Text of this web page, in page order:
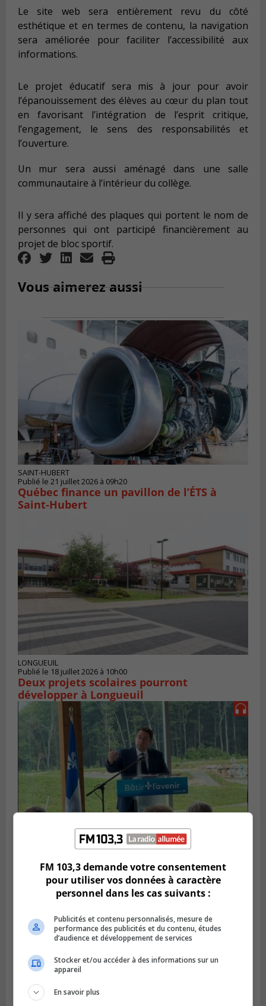
Le site web sera entièrement revu du côté
esthétique et en termes de contenu, la navigation
sera améliorée pour faciliter l’accessibilité aux
informations.
Le projet éducatif sera mis à jour pour avoir
l’épanouissement des élèves au cœur du plan tout
en favorisant l’intégration de l’esprit critique,
l’engagement, le sens des responsabilités et
l’ouverture.
Un mur sera aussi aménagé dans une salle
communautaire à l’intérieur du collège.
Il y sera affiché des plaques qui portent le nom de
personnes qui ont participé financièrement au
projet de bloc sportif.
Vous aimerez aussi
SAINT-HUBERT
Publié le 21 juillet 2026 à 09h20
Québec finance un pavillon de l’ÉTS à
Saint‑Hubert
LONGUEUIL
Publié le 18 juillet 2026 à 10h00
Deux projets scolaires pourront
développer à Longueuil
Publié le 14 juillet 2026 à 04h58
L’ÉNA de Saint-Hubert pourrait vivre une
forte croissance
FM 103,3 demande votre consentement
pour utiliser vos données à caractère
personnel dans les cas suivants :
Publicités et contenu personnalisés, mesure de
performance des publicités et du contenu, études
d’audience et développement de services
Stocker et/ou accéder à des informations sur un
appareil
En savoir plus